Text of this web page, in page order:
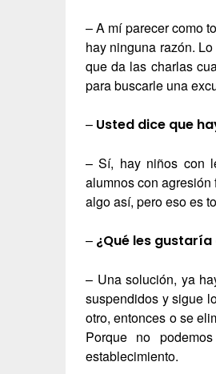
– A mí parecer como
hay ninguna razón.
que da las charlas
para buscarle una
– Usted dice que
– Sí, hay niños con
alumnos con
algo así, pero eso es
– ¿Qué les
– Una solución, ya
suspendidos y sigue
otro, entonces o se
Porque no
establecimiento.